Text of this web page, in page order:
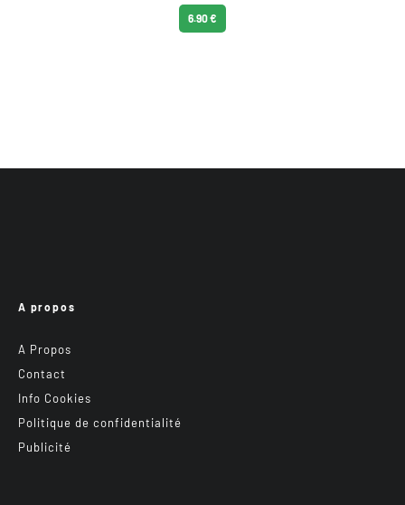
6.90 €
A propos
A Propos
Contact
Info Cookies
Politique de confidentialité
Publicité